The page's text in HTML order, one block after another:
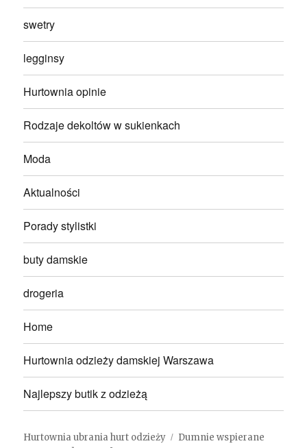
swetry
legginsy
Hurtownia opinie
Rodzaje dekoltów w sukienkach
Moda
Aktualności
Porady stylistki
buty damskie
drogeria
Home
Hurtownia odzieży damskiej Warszawa
Najlepszy butik z odzieżą
Hurtownia ubrania hurt odzieży
Dumnie wspierane